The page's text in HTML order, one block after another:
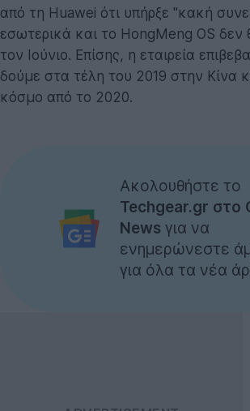
από τη Huawei ότι υπήρξε "κακή
εσωτερικά και το HongMeng OS δεν
τον Ιούνιο. Επίσης, η εταιρεία
δούμε στα τέλη του 2019 στην Κίνα
κόσμο από το 2020.
Ακολουθήστε το
Techgear.gr στο
News για να
ενημερώνεστε
για όλα τα νέα